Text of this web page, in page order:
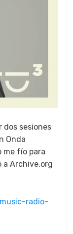
dos sesiones
Onda
me fío para
a Archive.org
radio-